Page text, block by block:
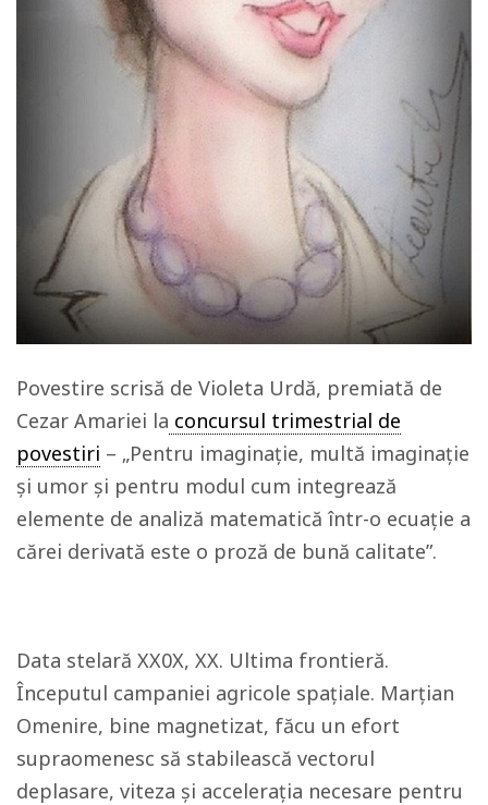
Povestire scrisă de Violeta Urdă, premiată de
Cezar Amariei la concursul trimestrial de
povestiri – „Pentru imaginație, multă imaginație
și umor și pentru modul cum integrează
elemente de analiză matematică într-o ecuație a
cărei derivată este o proză de bună calitate”.
Data stelară XX0X, XX. Ultima frontieră.
Începutul campaniei agricole spațiale. Marțian
Omenire, bine magnetizat, făcu un efort
supraomenesc să stabilească vectorul
deplasare, viteza și accelerația necesare pentru